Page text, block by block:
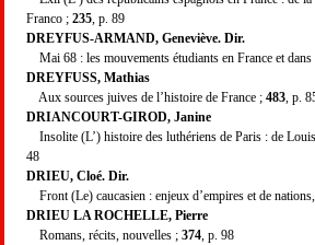
Franco ; 235 , p. 89
DREYFUS-ARMAND, Geneviève. Dir.
Mai 68 : les mouvements étudiants en France et dans
DREYFUSS, Mathias
Aux sources juives de l’histoire de France ; 483 , p.
DRIANCOURT-GIROD, Janine
Insolite (L’) histoire des luthériens de Paris : de
48
DRIEU, Cloé. Dir.
Front (Le) caucasien : enjeux d’empires et de
DRIEU LA ROCHELLE, Pierre
Romans, récits, nouvelles ; 374 , p. 98